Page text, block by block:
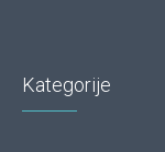
Kategorije